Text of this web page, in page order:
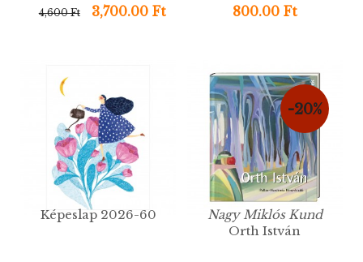
4,600 Ft 3,700.00 Ft 800.00 Ft
Képeslap 2026-60
-20%
Nagy Miklós Kund
Orth István